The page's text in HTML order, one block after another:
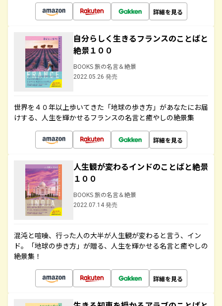
詳細を見る
自分らしく生きるフランスのことばと
絶景１００
BOOKS 旅の名言＆絶景
2022.05.26 発売
世界を４０年以上歩いてきた「地球の歩き方」があなたにお届
けする、人生を輝かせるフランスの名言と癒やしの絶景集
詳細を見る
人生観が変わるインドのことばと絶景
１００
BOOKS 旅の名言＆絶景
2022.07.14 発売
混沌と喧噪、行った人の大半が人生観が変わると言う、イン
ド。「地球の歩き方」が贈る、人生を輝かせる名言と癒やしの
絶景集！
詳細を見る